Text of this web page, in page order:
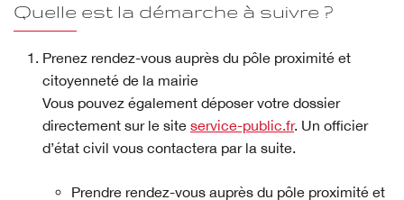
Quelle est la démarche à suivre ?
Prenez rendez-vous auprès du pôle proximité et
citoyenneté de la mairie
Vous pouvez également déposer votre dossier
directement sur le site service-public.fr. Un officier
d’état civil vous contactera par la suite.
Prendre rendez-vous auprès du pôle proximité et